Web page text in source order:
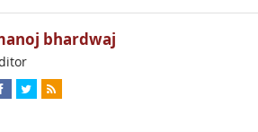
bhardwaj